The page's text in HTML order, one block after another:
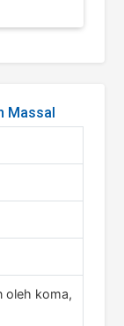
Massal
oleh koma,